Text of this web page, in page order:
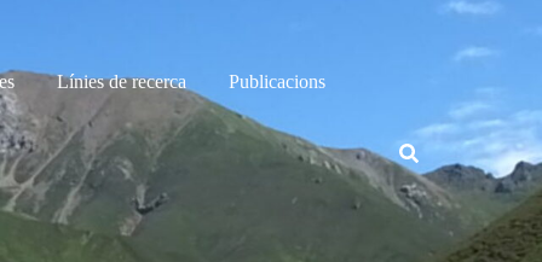
Línies de recerca Publicacions